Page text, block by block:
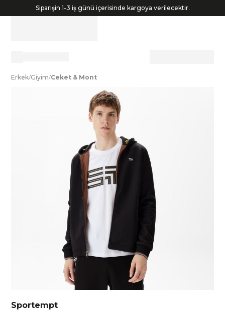
Siparişin 1-3 iş günü içerisinde kargoya verilecektir.
Erkek/Giyim/Ceket & Mont
Sportempt